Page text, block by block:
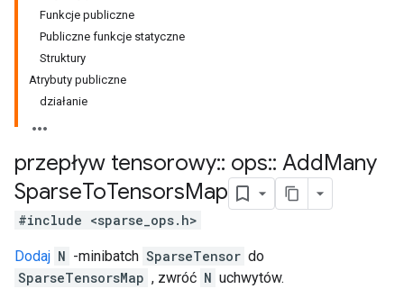
Funkcje publiczne
Publiczne funkcje statyczne
Struktury
Atrybuty publiczne
działanie
przepływ tensorowy:: ops:: AddMany
SparseToTensorsMap
#include <sparse_ops.h>
Dodaj N -minibatch SparseTensor do
SparseTensorsMap , zwróć N uchwytów.